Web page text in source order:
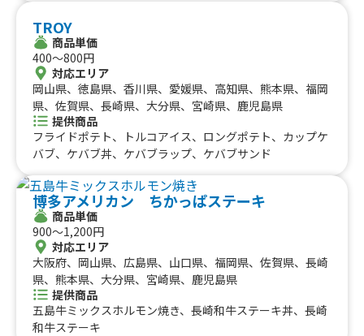
ココ、チュロス、キウイ&ナタデココ、かき氷、削りいち
ご、フルーツソースグレープフルーツナタデココ、フルー
ツソース台湾レモン、フルーツソースパイナップルパッシ
ョンナタデココ、フルーツソースストロベリー&ナタデコ
コ、リフレッシュアクア、グレナデンジンジャー、韓国か
き氷ピンス、禁断の竜田揚げ
TROY
商品単価
400〜800円
対応エリア
岡山県、徳島県、香川県、愛媛県、高知県、熊本県、福岡
県、佐賀県、長崎県、大分県、宮崎県、鹿児島県
提供商品
フライドポテト、トルコアイス、ロングポテト、カップケ
バブ、ケバブ丼、ケバブラップ、ケバブサンド
博多アメリカン ちかっぱステーキ
商品単価
900〜1,200円
対応エリア
大阪府、岡山県、広島県、山口県、福岡県、佐賀県、長崎
県、熊本県、大分県、宮崎県、鹿児島県
提供商品
五島牛ミックスホルモン焼き、長崎和牛ステーキ丼、長崎
和牛ステーキ